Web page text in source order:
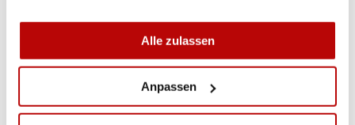
Alle zulassen
Anpassen